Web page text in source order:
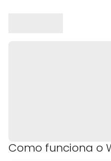
Como funciona o